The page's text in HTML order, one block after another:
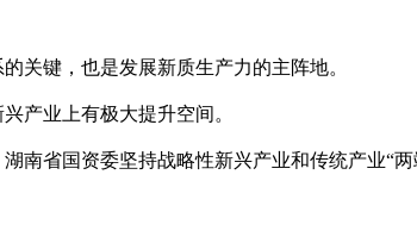
键，也是发展新质生产力的主阵地。
业上有极大提升空间。
国资委坚持战略性新兴产业和传统产业“两